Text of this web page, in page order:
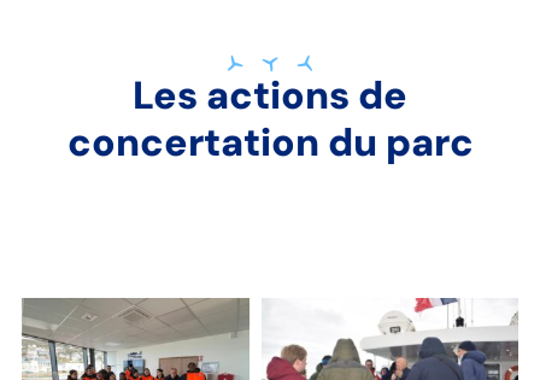
Les actions de
concertation du parc